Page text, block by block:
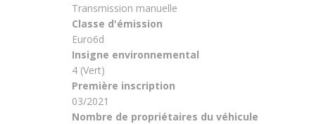
Transmission manuelle
Classe d'émission
Euro6d
Insigne environnemental
4 (Vert)
Première inscription
03/2021
Nombre de propriétaires du véhicule